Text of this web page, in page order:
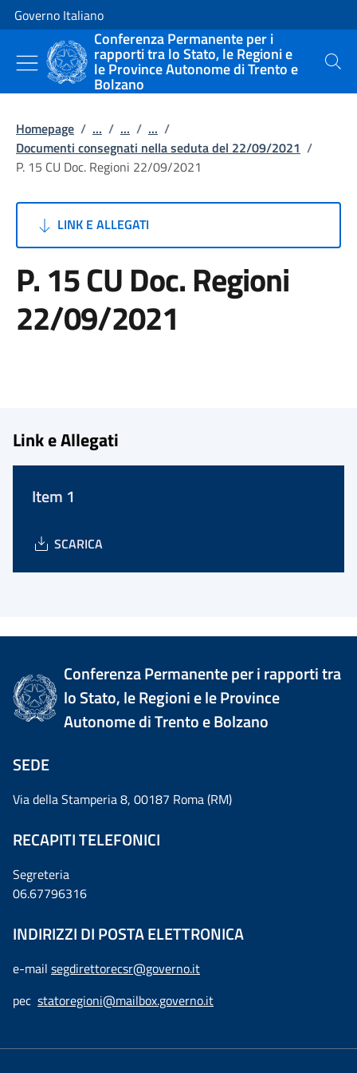
Vai al contenuto
Vai alla navigazione del sito
Governo Italiano
Conferenza Permanente per i
rapporti tra lo Stato, le Regioni e
le Province Autonome di Trento e
Bolzano
Cerca
Homepage / ... / ... / ... /
Documenti consegnati nella seduta del 22/09/2021 /
P. 15 CU Doc. Regioni 22/09/2021
LINK E ALLEGATI
P. 15 CU Doc. Regioni
22/09/2021
Link e Allegati
Item 1
SCARICA
Conferenza Permanente per i rapporti tra
lo Stato, le Regioni e le Province
Autonome di Trento e Bolzano
SEDE
Via della Stamperia 8, 00187 Roma (RM)
RECAPITI TELEFONICI
Segreteria
06.67796316
INDIRIZZI DI POSTA ELETTRONICA
e-mail segdirettorecsr@governo.it
pec statoregioni@mailbox.governo.it